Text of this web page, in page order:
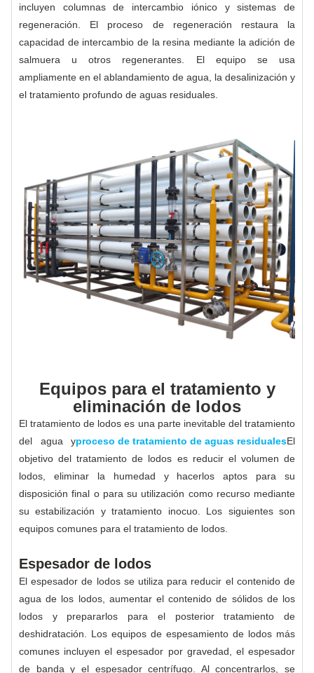
incluyen columnas de intercambio iónico y sistemas de
regeneración. El proceso de regeneración restaura la
capacidad de intercambio de la resina mediante la adición de
salmuera u otros regenerantes. El equipo se usa
ampliamente en el ablandamiento de agua, la desalinización y
el tratamiento profundo de aguas residuales.
Equipos para el tratamiento y
eliminación de lodos
El tratamiento de lodos es una parte inevitable del tratamiento
del agua yproceso de tratamiento de aguas residualesEl
objetivo del tratamiento de lodos es reducir el volumen de
lodos, eliminar la humedad y hacerlos aptos para su
disposición final o para su utilización como recurso mediante
su estabilización y tratamiento inocuo. Los siguientes son
equipos comunes para el tratamiento de lodos.
Espesador de lodos
El espesador de lodos se utiliza para reducir el contenido de
agua de los lodos, aumentar el contenido de sólidos de los
lodos y prepararlos para el posterior tratamiento de
deshidratación. Los equipos de espesamiento de lodos más
comunes incluyen el espesador por gravedad, el espesador
de banda y el espesador centrífugo. Al concentrarlos, se